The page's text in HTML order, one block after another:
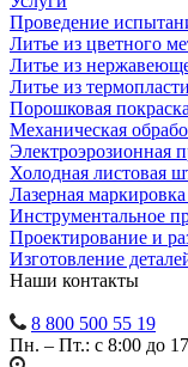
Проведение
Литье из цветного
Литье из
Литье из
Порошковая покраска
Механическая
Электроэрозионная
Холодная листовая
Лазерная
Инструментальное
Проектирование и
Изготовление
Наши контакты
8 800 500 55 19
Пн. – Пт.: с 8:00 до